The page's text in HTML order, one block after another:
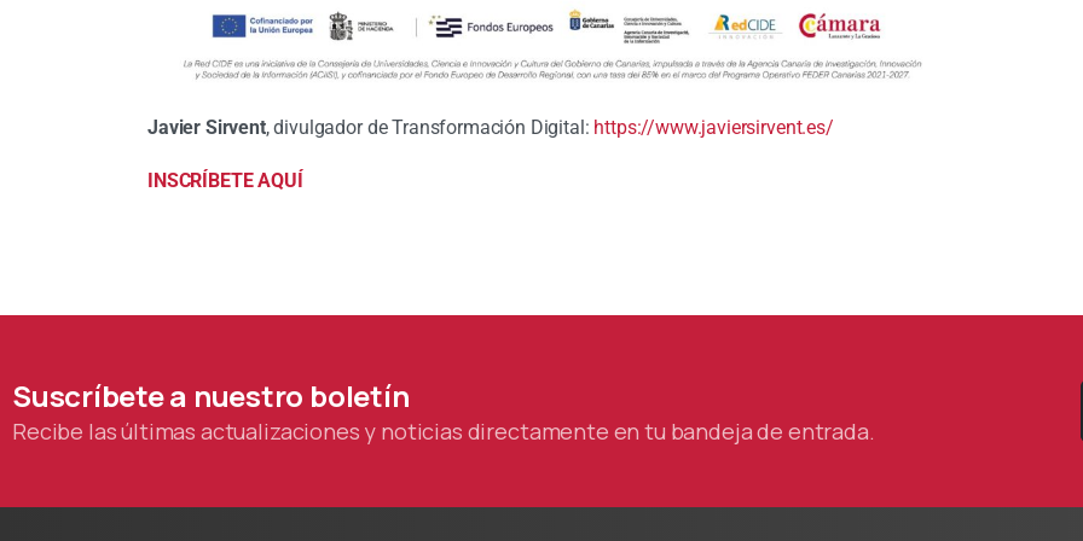
Javier Sirvent, divulgador de Transformación Digital: https://www.javiersirvent.es/
INSCRÍBETE AQUÍ
Suscríbetea nuestro boletín
Recibe las últimas actualizaciones y noticias directamente en tu bandeja de entrada.